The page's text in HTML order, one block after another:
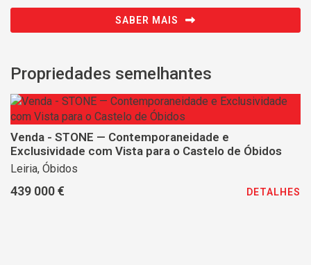
SABER MAIS
Propriedades semelhantes
Venda - STONE — Contemporaneidade e
Exclusividade com Vista para o Castelo de Óbidos
Leiria, Óbidos
439 000 € DETALHES